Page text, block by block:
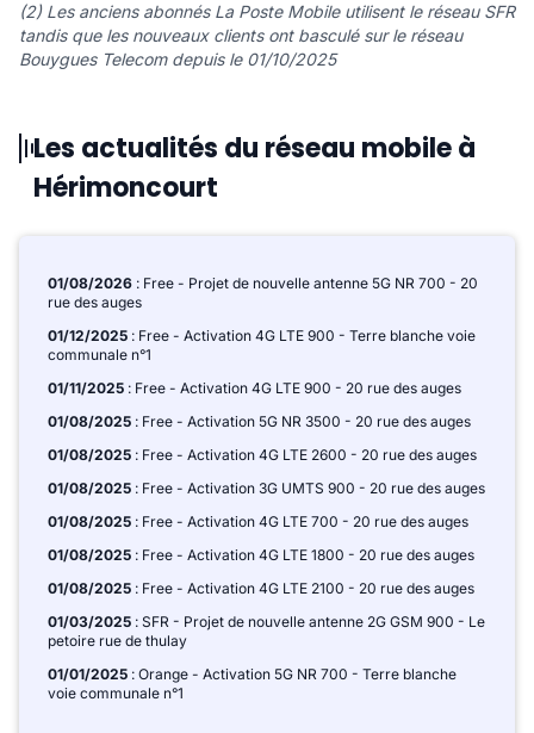
(2) Les anciens abonnés La Poste Mobile utilisent le réseau SFR
tandis que les nouveaux clients ont basculé sur le réseau
Bouygues Telecom depuis le 01/10/2025
Les actualités du réseau mobile à
Hérimoncourt
01/08/2026 : Free - Projet de nouvelle antenne 5G NR 700 - 20
rue des auges
01/12/2025 : Free - Activation 4G LTE 900 - Terre blanche voie
communale n°1
01/11/2025 : Free - Activation 4G LTE 900 - 20 rue des auges
01/08/2025 : Free - Activation 5G NR 3500 - 20 rue des auges
01/08/2025 : Free - Activation 4G LTE 2600 - 20 rue des auges
01/08/2025 : Free - Activation 3G UMTS 900 - 20 rue des auges
01/08/2025 : Free - Activation 4G LTE 700 - 20 rue des auges
01/08/2025 : Free - Activation 4G LTE 1800 - 20 rue des auges
01/08/2025 : Free - Activation 4G LTE 2100 - 20 rue des auges
01/03/2025 : SFR - Projet de nouvelle antenne 2G GSM 900 - Le
petoire rue de thulay
01/01/2025 : Orange - Activation 5G NR 700 - Terre blanche
voie communale n°1